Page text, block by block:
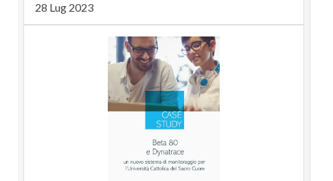
28 Lug 2023